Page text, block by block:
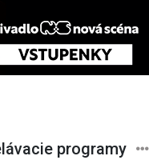
programy